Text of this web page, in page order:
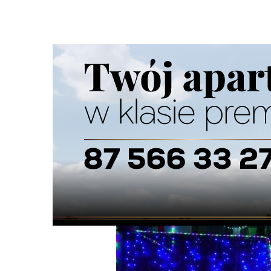
Ścieżka
nawigacyjna
Strona główna
Z ŻYCIA MIASTA 26/12/2024/ 4 Komentarzy
Udekoruj dom lub balkon - wygraj